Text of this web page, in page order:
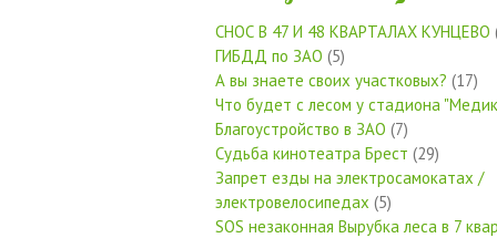
СНОС В 47 И 48 КВАРТАЛАХ КУНЦЕВО
ГИБДД по ЗАО (5)
А вы знаете своих участковых? (17)
Что будет с лесом у стадиона
Благоустройство в ЗАО (7)
Судьба кинотеатра Брест (29)
Запрет езды на электросамокатах /
электровелосипедах (5)
SOS незаконная Вырубка леса в 7